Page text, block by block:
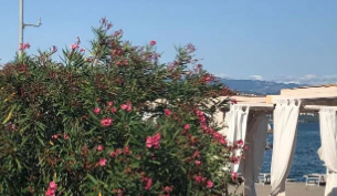
Kroatien